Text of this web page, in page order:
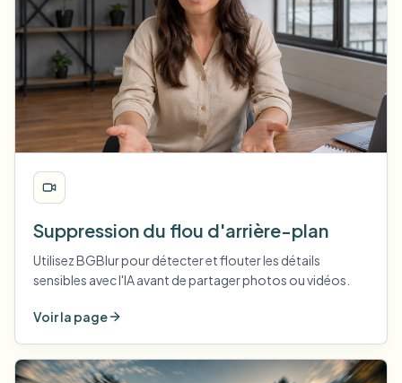
Suppression du flou d'arrière-plan
Utilisez BGBlur pour détecter et flouter les détails
sensibles avec l'IA avant de partager photos ou vidéos.
Voir la page